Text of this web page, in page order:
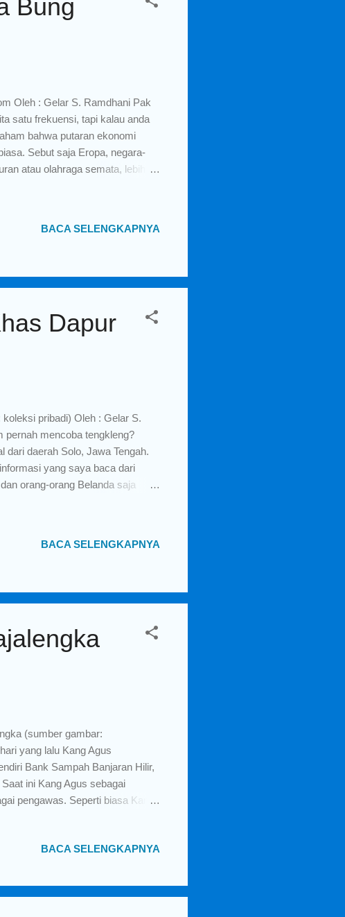
Bung
Oleh : Gelar S. Ramdhani Pak
satu frekuensi, tapi kalau anda
bahwa putaran ekonomi
Sebut saja Eropa, negara-
atau olahraga semata, lebih
yang merasakan dampak
tukang konveksi &
BACA SELENGKAPNYA
Dapur
pribadi) Oleh : Gelar S.
pernah mencoba tengkleng?
dari daerah Solo, Jawa Tengah.
yang saya baca dari
orang-orang Belanda saja
menempel, kemudian diolah
banyak dinikmati masyarakat
BACA SELENGKAPNYA
(sumber gambar:
yang lalu Kang Agus
Bank Sampah Banjaran Hilir,
ini Kang Agus sebagai
pengawas. Seperti biasa Kang
bagi Bank Sampah Banjaran Hilir.
PAJAK BUMI DAN BANGUNAN
!!!! Secara garis besar...
BACA SELENGKAPNYA